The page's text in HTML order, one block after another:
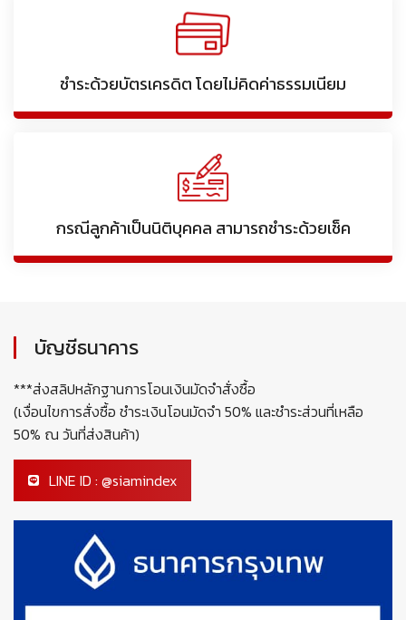
ชำระด้วยบัตรเครดิต โดยไม่คิดค่าธรรมเนียม
กรณีลูกค้าเป็นนิติบุคคล สามารถชำระด้วยเช็ค
บัญชีธนาคาร
***ส่งสลิปหลักฐานการโอนเงินมัดจำสั่งซื้อ
(เงื่อนไขการสั่งซื้อ ชำระเงินโอนมัดจำ 50% และชำระส่วนที่เหลือ
50% ณ วันที่ส่งสินค้า)
LINE ID : @siamindex